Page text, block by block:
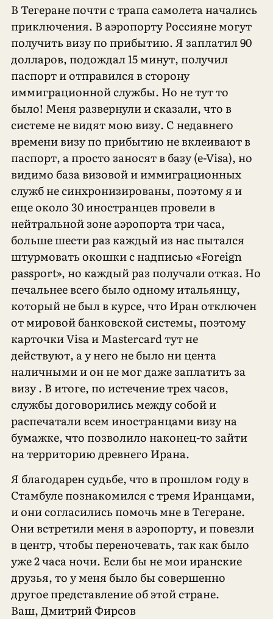
В Тегеране почти с трапа самолета начались
приключения. В аэропорту Россияне могут
получить визу по прибытию. Я заплатил 90
долларов, подождал 15 минут, получил
паспорт и отправился в сторону
иммиграционной службы. Но не тут то
было! Меня развернули и сказали, что в
системе не видят мою визу. С недавнего
времени визу по прибытию не вклеивают в
паспорт, а просто заносят в базу (e-Visa), но
видимо база визовой и иммиграционных
служб не синхронизированы, поэтому я и
еще около 30 иностранцев провели в
нейтральной зоне аэропорта три часа,
больше шести раз каждый из нас пытался
штурмовать окошки с надписью «Foreign
passport», но каждый раз получали отказ. Но
печальнее всего было одному итальянцу,
который не был в курсе, что Иран отключен
от мировой банковской системы, поэтому
карточки Visa и Mastercard тут не
действуют, а у него не было ни цента
наличными и он не мог даже заплатить за
визу . В итоге, по истечение трех часов,
службы договорились между собой и
распечатали всем иностранцами визу на
бумажке, что позволило наконец-то зайти
на территорию древнего Ирана.
Я благодарен судьбе, что в прошлом году в
Стамбуле познакомился с тремя Иранцами,
и они согласились помочь мне в Тегеране.
Они встретили меня в аэропорту, и повезли
в центр, чтобы переночевать, так как было
уже 2 часа ночи. Если бы не мои иранские
друзья, то у меня было бы совершенно
другое представление об этой стране.
Ваш, Дмитрий Фирсов